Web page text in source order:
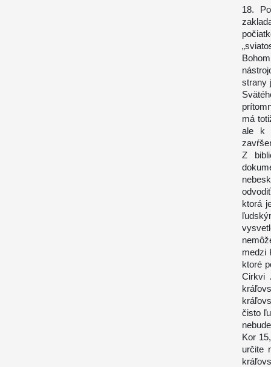
18.
strany
má
ale k
Z
ktorá
medzi
ktoré
Cirkvi
čisto
Kor
určite